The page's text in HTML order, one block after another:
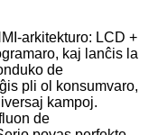
arkitekturo: LCD +
kaj lanĉis la
de
pli ol konsumvaro,
kampoj.
de